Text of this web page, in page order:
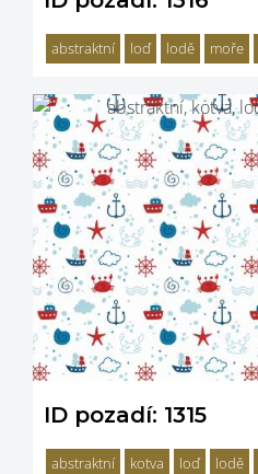
abstraktní loď lodě moře
ID pozadí: 1315
abstraktní kotva loď lodě